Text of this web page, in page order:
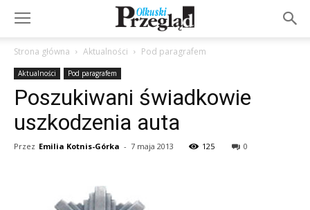
Strona główna Aktualności Pod paragrafem
Aktualności Pod paragrafem
Poszukiwani świadkowie
uszkodzenia auta
Przez Emilia Kotnis-Górka - 7 maja 2013 125 0